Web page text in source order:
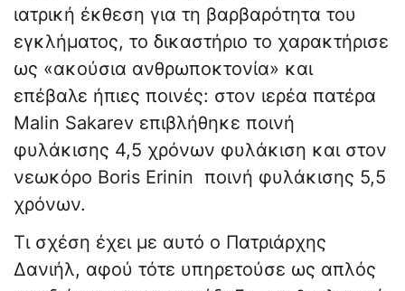
ιατρική έκθεση για τη βαρβαρότητα του
εγκλήματος, το δικαστήριο το χαρακτήρισε
ως «ακούσια ανθρωποκτονία» και
επέβαλε ήπιες ποινές: στον ιερέα πατέρα
Malin Sakarev επιβλήθηκε ποινή
φυλάκισης 4,5 χρόνων φυλάκιση και στον
νεωκόρο Boris Erinin ποινή φυλάκισης 5,5
χρόνων.
Τι σχέση έχει με αυτό ο Πατριάρχης
Δανιήλ, αφού τότε υπηρετούσε ως απλός